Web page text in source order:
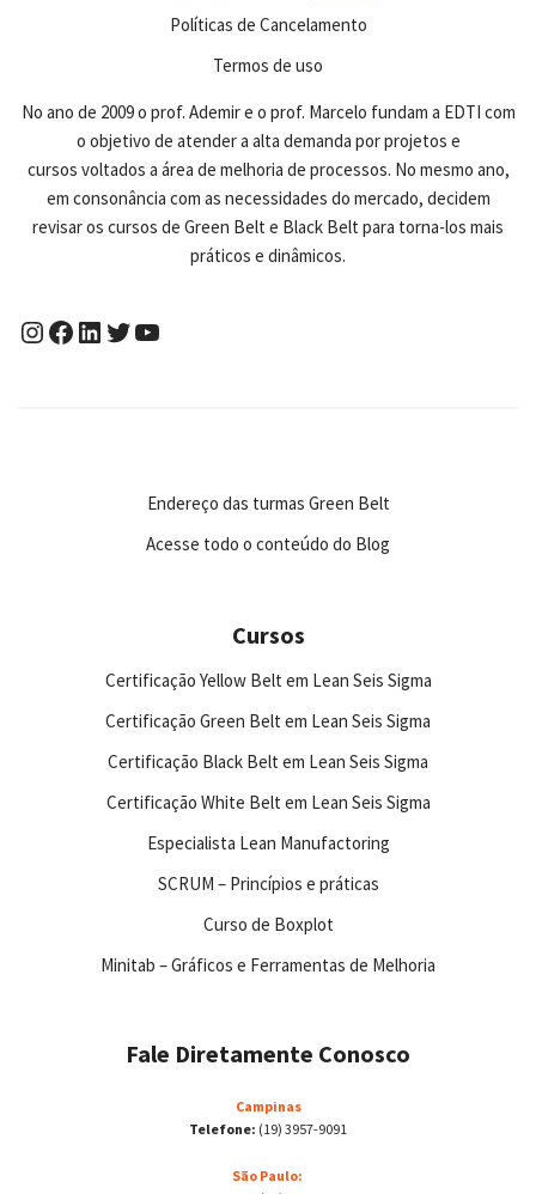
Políticas de Cancelamento
Termos de uso
No ano de 2009 o prof. Ademir e o prof. Marcelo fundam a EDTI com
o objetivo de atender a alta demanda por projetos e
cursos voltados a área de melhoria de processos. No mesmo ano,
em consonância com as necessidades do mercado, decidem
revisar os cursos de Green Belt e Black Belt para torna-los mais
práticos e dinâmicos.
Endereço das turmas Green Belt
Acesse todo o conteúdo do Blog
Cursos
Certificação Yellow Belt em Lean Seis Sigma
Certificação Green Belt em Lean Seis Sigma
Certificação Black Belt em Lean Seis Sigma
Certificação White Belt em Lean Seis Sigma
Especialista Lean Manufactoring
SCRUM – Princípios e práticas
Curso de Boxplot
Minitab – Gráficos e Ferramentas de Melhoria
Fale Diretamente Conosco
Campinas
Telefone: (19) 3957-9091
São Paulo: